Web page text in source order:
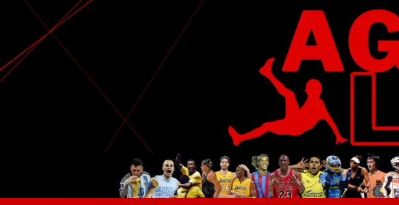
Saltar
contenido
Agente Libre Digital
La nueva generación del periodismo deportivo.